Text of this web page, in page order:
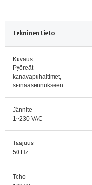
Tekninen tieto
Kuvaus
Pyöreät
kanavapuhaltimet,
seinäasennukseen
Jännite
1~230 VAC
Taajuus
50 Hz
Teho